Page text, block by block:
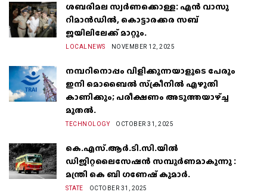
ശബരിമല സ്വർണക്കൊള്ള: എൻ വാസു
റിമാൻഡിൽ, കൊട്ടാരക്കര സബ്
ജയിലിലേക്ക് മാറ്റും.
LOCALNEWS NOVEMBER 12, 2025
നമ്പറിനൊപ്പം വിളിക്കുന്നയാളുടെ പേരും
ഇനി മൊബൈൽ സ്‌ക്രീനില്‍ എഴുതി
കാണിക്കും; പരീക്ഷണം അടുത്തയാഴ്‌ച്ച
മുതല്‍.
TECHNOLOGY OCTOBER 31, 2025
കെ.എസ്.ആർ.ടി.സി.യിൽ
ഡിജിറ്റലൈസേഷൻ സമ്പൂർണമാകുന്നു :
മന്ത്രി കെ ബി ഗണേഷ് കുമാർ.
STATE OCTOBER 31, 2025